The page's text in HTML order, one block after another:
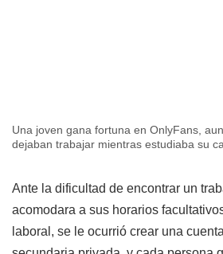
Una joven gana fortuna en OnlyFans,
dejaban trabajar mientras estudiaba su
Ante la dificultad de encontrar un
acomodara a sus horarios
laboral, se le ocurrió crear una